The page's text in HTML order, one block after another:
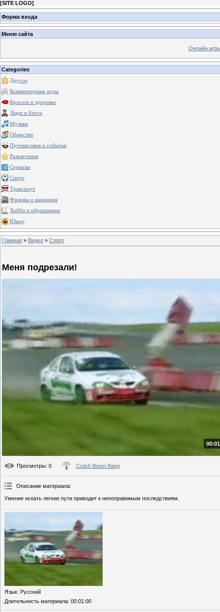
[SITE LOGO]
Форма входа
Меню сайта
Онлайн
Categories
Другое
Компьютерные игры
Красота и здоровье
Люди и блоги
Музыка
Общество
Путешествия и события
Развлечения
Сериалы
Спорт
Транспорт
Фильмы и анимация
Хобби и образование
Юмор
Главная » Видео » Спорт
Меня подрезали!
Просмотры: 0 Crash Boom Bang
Описание материала:
Умение искать легкие пути приводит к непоправимым последствиям.
Язык: Русский
Длительность материала: 00:01:00